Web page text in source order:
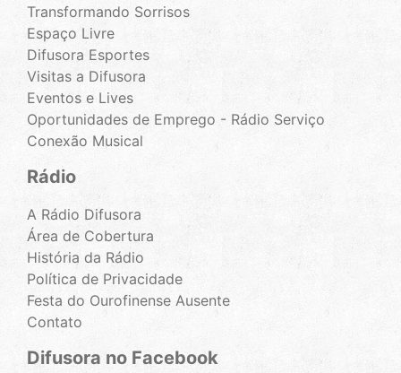
Transformando Sorrisos
Espaço Livre
Difusora Esportes
Visitas a Difusora
Eventos e Lives
Oportunidades de Emprego - Rádio Serviço
Conexão Musical
Rádio
A Rádio Difusora
Área de Cobertura
História da Rádio
Política de Privacidade
Festa do Ourofinense Ausente
Contato
Difusora no Facebook